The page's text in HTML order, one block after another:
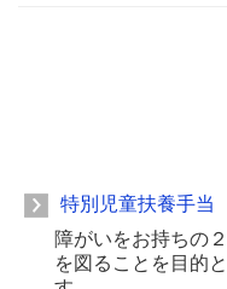
特別児童扶養手当
障がいをお持ちの
を図ることを目的